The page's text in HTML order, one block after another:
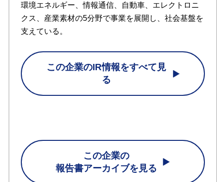
環境エネルギー、情報通信、自動車、エレクトロニ
クス、産業素材の5分野で事業を展開し、社会基盤を
支えている。
この企業のIR情報をすべて見
る
この企業の
報告書アーカイブを見る